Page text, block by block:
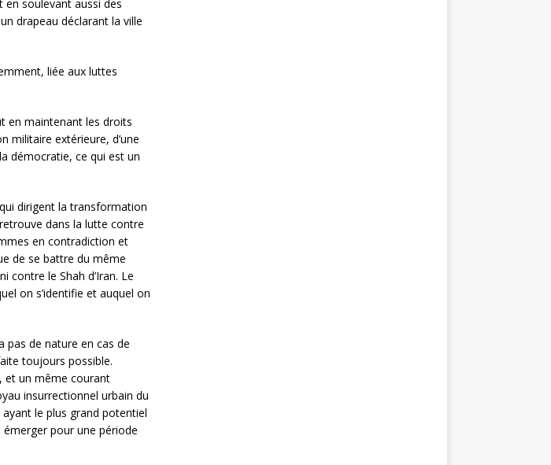
soulevant aussi des
drapeau déclarant la ville
liée aux luttes
en maintenant les droits
militaire extérieure, d’une
démocratie, ce qui est un
dirigent la transformation
dans la lutte contre
en contradiction et
de se battre du même
contre le Shah d’Iran. Le
on s’identifie et auquel on
pas de nature en cas de
toujours possible.
et un même courant
insurrectionnel urbain du
le plus grand potentiel
pour une période